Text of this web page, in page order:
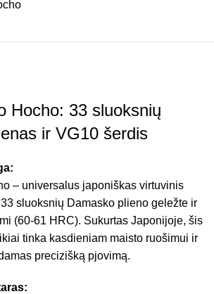
Hocho: 33 sluoksnių
ir VG10 šerdis
– universalus japoniškas virtuvinis
sluoksnių Damasko plieno geležte ir
(60-61 HRC). Sukurtas Japonijoje, šis
tinka kasdieniam maisto ruošimui ir
precizišką pjovimą.